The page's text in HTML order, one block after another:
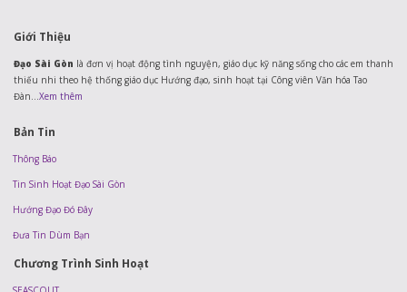
Giới Thiệu
Đạo Sài Gòn là đơn vị hoạt động tình nguyện, giáo dục kỹ năng sống cho các em thanh
thiếu nhi theo hệ thống giáo dục Hướng đạo, sinh hoạt tại Công viên Văn hóa Tao
Đàn...Xem thêm
Bản Tin
Thông Báo
Tin Sinh Hoạt Đạo Sài Gòn
Hướng Đạo Đó Đây
Đưa Tin Dùm Bạn
Chương Trình Sinh Hoạt